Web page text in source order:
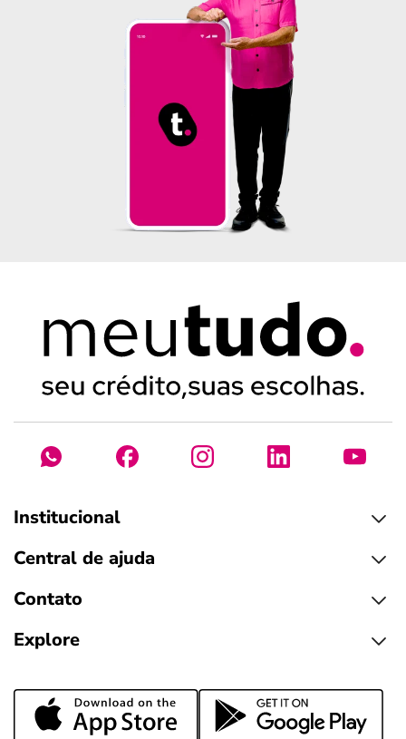
Institucional
Central de ajuda
Contato
Explore